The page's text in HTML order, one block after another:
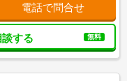
電話で問合せ
する 無料